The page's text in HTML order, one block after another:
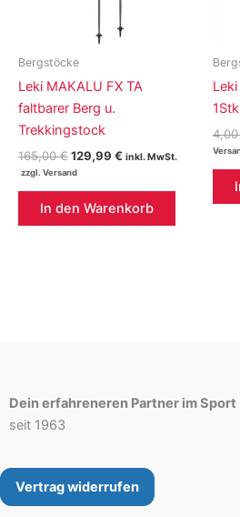
Bergstöcke
Leki MAKALU FX TA
faltbarer Berg u.
Trekkingstock
165,00€Ursprünglicher
Preis
165,00 €
129,99 € Aktueller
129,99 €.
inkl. MwSt.
In den Warenkorb
Dein erfahreneren Partner im Sport
seit 1963
Vertrag widerrufen